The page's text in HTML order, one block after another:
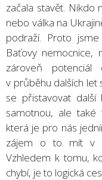
začala stavět. Nikdo
nebo válka na
podraží. Proto
Baťovy
zároveň
v průběhu dalších
se přistavovat
samotnou, ale také
která je pro nás
zájem o to mít v
Vzhledem k tomu,
chybí, je to logická